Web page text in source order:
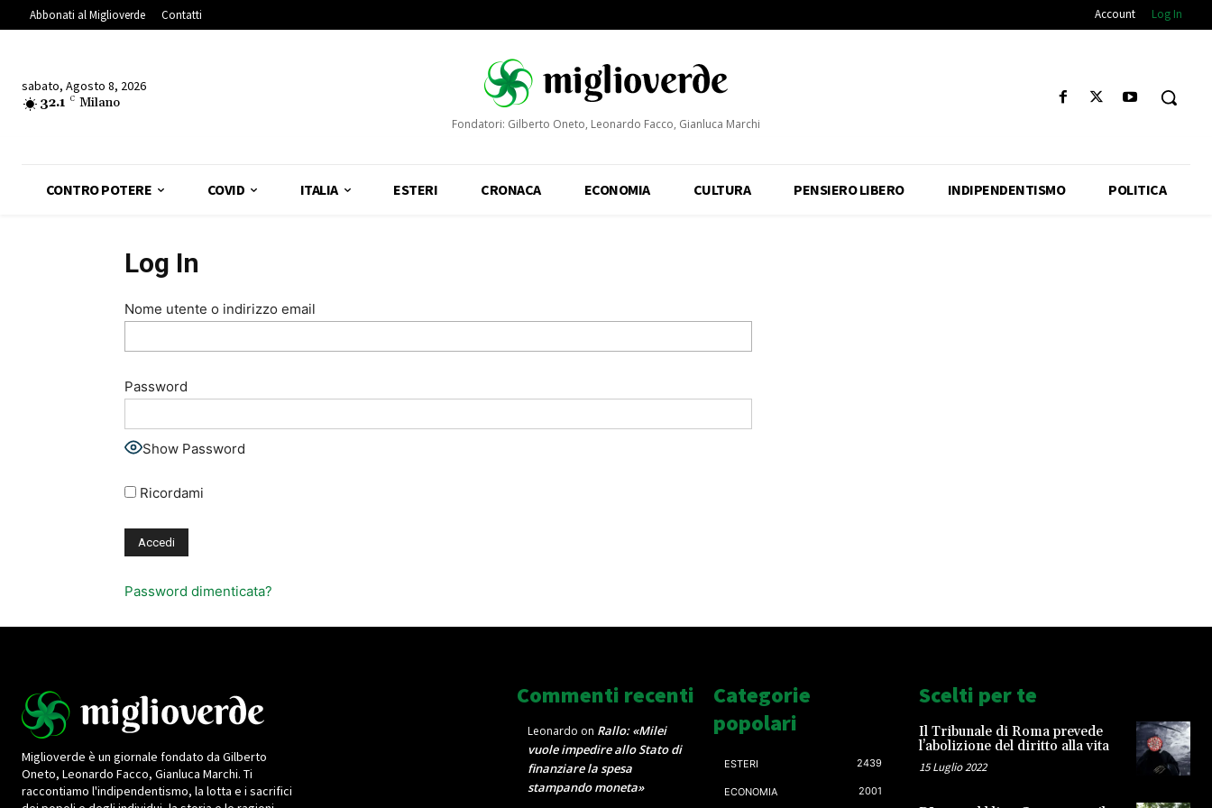
Abbonati al Miglioverde Contatti Account Log In
sabato, Agosto 8, 2026
32.1 C Milano
Fondatori: Gilberto Oneto, Leonardo Facco, Gianluca Marchi
CONTRO POTERE COVID ITALIA ESTERI CRONACA ECONOMIA CULTURA PENSIERO LIBERO INDIPENDENTISMO POLITICA
Log In
Nome utente o indirizzo email
Password
Show Password
Ricordami
Password dimenticata?
Miglioverde è un giornale fondato da Gilberto
Oneto, Leonardo Facco, Gianluca Marchi. Ti
raccontiamo l'indipendentismo, la lotta e i sacrifici
Commenti recenti
Leonardo on Rallo: «Milei
vuole impedire allo Stato di
finanziare la spesa
stampando moneta»
Categorie
popolari
ESTERI 2439
ECONOMIA 2001
Scelti per te
Il Tribunale di Roma prevede
l’abolizione del diritto alla vita
15 Luglio 2022